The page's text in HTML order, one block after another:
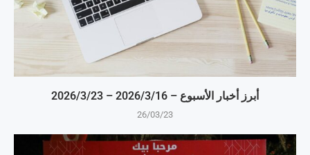
أبرز أخبار الأسبوع – 16‏/3‏/2026 – 23‏/3‏/2026
26/03/23